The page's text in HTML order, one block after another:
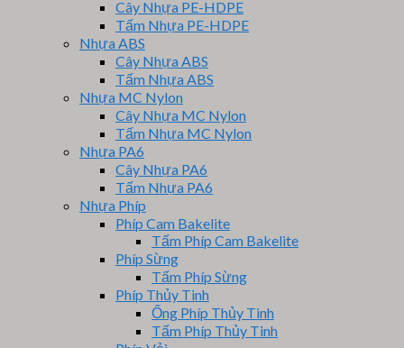
Cây Nhựa PE-HDPE
Tấm Nhựa PE-HDPE
Nhựa ABS
Cây Nhựa ABS
Tấm Nhựa ABS
Nhựa MC Nylon
Cây Nhựa MC Nylon
Tấm Nhựa MC Nylon
Nhựa PA6
Cây Nhựa PA6
Tấm Nhựa PA6
Nhựa Phíp
Phíp Cam Bakelite
Tấm Phíp Cam Bakelite
Phíp Sừng
Tấm Phíp Sừng
Phíp Thủy Tinh
Ống Phíp Thủy Tinh
Tấm Phíp Thủy Tinh